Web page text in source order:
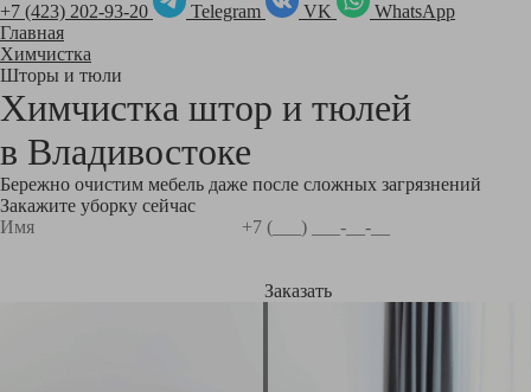
+7 (423) 202-93-20
Telegram VK
WhatsApp
Главная
Химчистка
Шторы и тюли
Химчистка штор и тюлей
в Владивостоке
Бережно очистим мебель даже после сложных загрязнений
Закажите уборку сейчас
Заказать